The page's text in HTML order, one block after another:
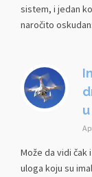
sistem, i jedan
naročito
Može da vidi čak
uloga koju su